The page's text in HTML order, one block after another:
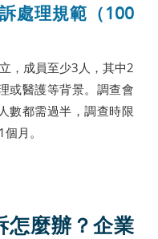
處理規範（100
，成員至少3人，其中2
或醫護等背景。調查會
數都需過半，調查時限
月。
怎麼辦？企業